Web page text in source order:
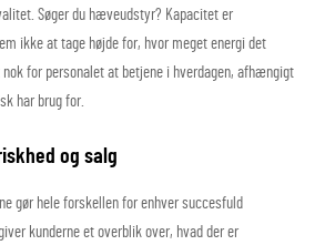
Søger du hæveudstyr? Kapacitet er
ikke at tage højde for, hvor meget energi det
nok for personalet at betjene i hverdagen, afhængigt
har brug for.
og salg
gør hele forskellen for enhver succesfuld
kunderne et overblik over, hvad der er